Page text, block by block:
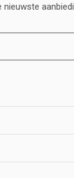
nieuwste